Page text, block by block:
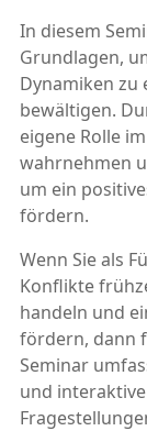
In diesem
Grundlagen,
Dynamiken zu
bewältigen.
eigene Rolle
wahrnehmen
um ein
fördern.
Wenn Sie als
Konflikte
handeln und
fördern, dann
Seminar
und